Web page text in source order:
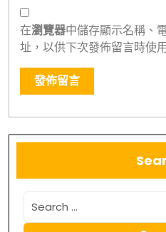
在瀏覽器中儲存顯示名稱、
址，以供下次發佈留言時使